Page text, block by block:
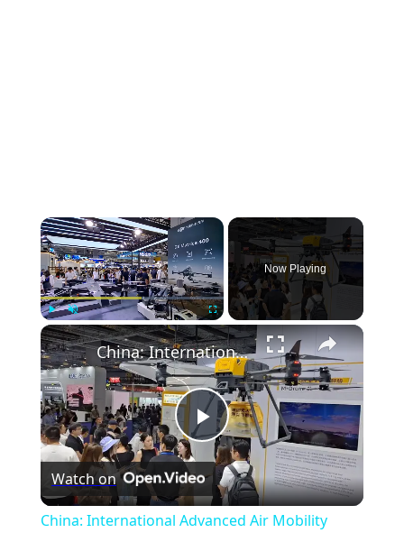
Play Unmute Fullscreen
Now Playing
Play
Video
China: International Advanced Air Mobility Expo in Shanghai.
Watch on
China: International Advanced Air Mobility